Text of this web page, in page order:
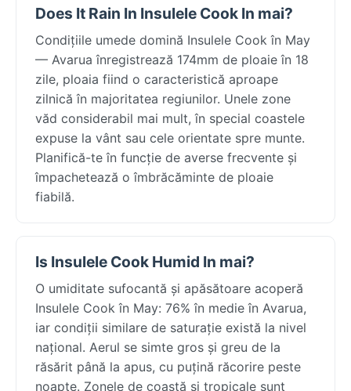
Does It Rain In Insulele Cook In mai?
Condițiile umede domină Insulele Cook în May
— Avarua înregistrează 174mm de ploaie în 18
zile, ploaia fiind o caracteristică aproape
zilnică în majoritatea regiunilor. Unele zone
văd considerabil mai mult, în special coastele
expuse la vânt sau cele orientate spre munte.
Planifică-te în funcție de averse frecvente și
împachetează o îmbrăcăminte de ploaie
fiabilă.
Is Insulele Cook Humid In mai?
O umiditate sufocantă și apăsătoare acoperă
Insulele Cook în May: 76% în medie în Avarua,
iar condiții similare de saturație există la nivel
național. Aerul se simte gros și greu de la
răsărit până la apus, cu puțină răcorire peste
noapte. Zonele de coastă și tropicale sunt